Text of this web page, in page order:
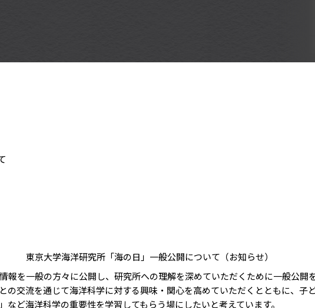
東京大学海洋研究所「海の日」一般公開について（お知らせ）
を一般の方々に公開し、研究所への理解を深めていただくために一般公開
の交流を通じて海洋科学に対する興味・関心を高めていただくとともに、子
ど海洋科学の重要性を学習してもらう場にしたいと考えています。